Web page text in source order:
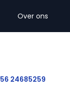
Over ons
24685259